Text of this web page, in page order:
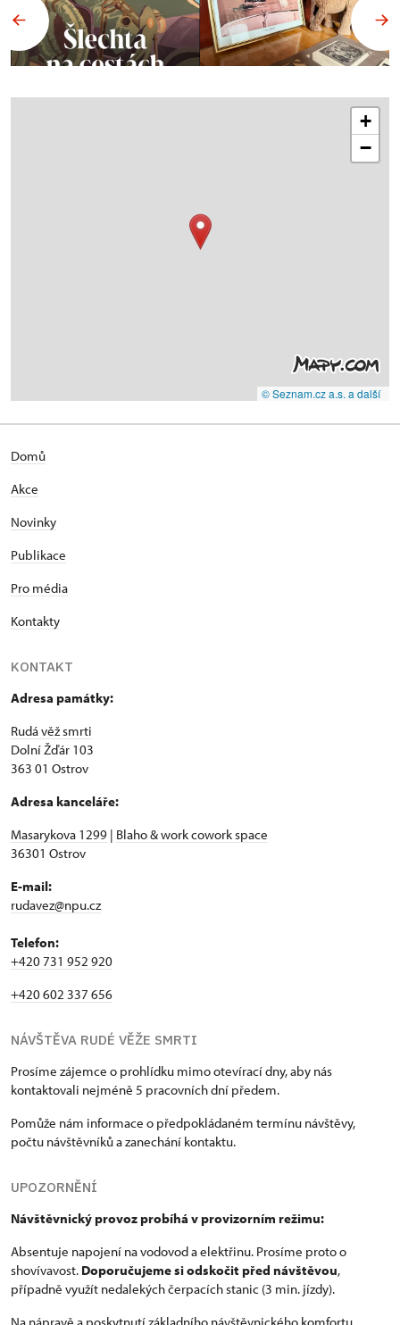
+
−
© Seznam.cz a.s. a další
Domů
Akce
Novinky
Publikace
Pro média
Kontakty
KONTAKT
Adresa památky:
Rudá věž smrti
Dolní Žďár 103
363 01 Ostrov
Adresa kanceláře:
Masarykova 1299 | Blaho & work cowork space
36301 Ostrov
E-mail:
rudavez@npu.cz
Telefon:
+420 731 952 920
+420 602 337 656
NÁVŠTĚVA RUDÉ VĚŽE SMRTI
Prosíme zájemce o prohlídku mimo otevírací dny, aby nás
kontaktovali nejméně 5 pracovních dní předem.
Pomůže nám informace o předpokládaném termínu návštěvy,
počtu návštěvníků a zanechání kontaktu.
UPOZORNĚNÍ
Návštěvnický provoz probíhá v provizorním režimu:
Absentuje napojení na vodovod a elektřinu. Prosíme proto o
shovívavost. Doporučujeme si odskočit před návštěvou,
případně využít nedalekých čerpacích stanic (3 min. jízdy).